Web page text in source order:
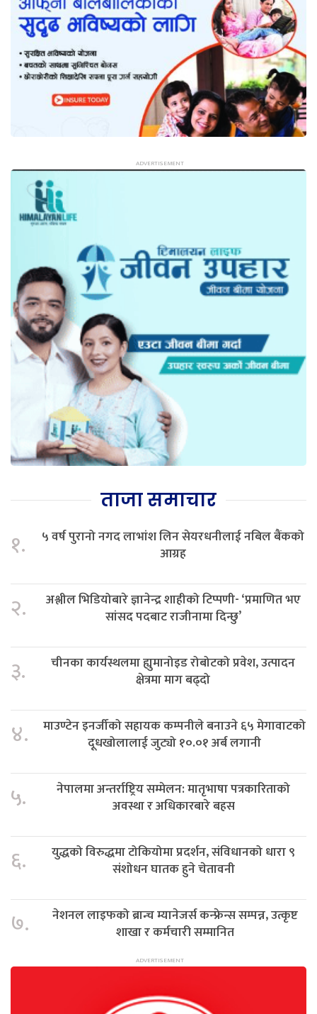
ताजा समाचार
१.
५ वर्ष पुरानो नगद लाभांश लिन सेयरधनीलाई नबिल बैंकको
आग्रह
२.
अश्लील भिडियोबारे ज्ञानेन्द्र शाहीको टिप्पणी- ‘प्रमाणित भए
सांसद पदबाट राजीनामा दिन्छु’
३.
चीनका कार्यस्थलमा ह्युमानोइड रोबोटको प्रवेश, उत्पादन
क्षेत्रमा माग बढ्दो
४.
माउण्टेन इनर्जीको सहायक कम्पनीले बनाउने ६५ मेगावाटको
दूधखोलालाई जुट्यो १०.०१ अर्ब लगानी
५.
नेपालमा अन्तर्राष्ट्रिय सम्मेलन: मातृभाषा पत्रकारिताको
अवस्था र अधिकारबारे बहस
६.
युद्धको विरुद्धमा टोकियोमा प्रदर्शन, संविधानको धारा ९
संशोधन घातक हुने चेतावनी
७.
नेशनल लाइफको ब्रान्च म्यानेजर्स कन्फ्रेन्स सम्पन्न, उत्कृष्ट
शाखा र कर्मचारी सम्मानित